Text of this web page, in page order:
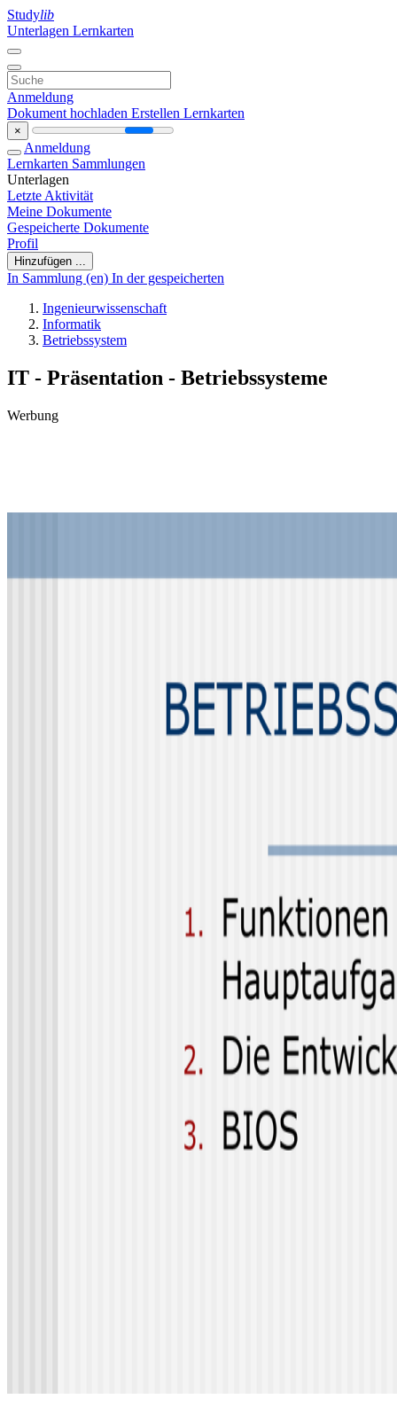
Studylib
Unterlagen Lernkarten
Anmeldung
Dokument hochladen Erstellen Lernkarten
×
Anmeldung
Lernkarten Sammlungen
Unterlagen
Letzte Aktivität
Meine Dokumente
Gespeicherte Dokumente
Profil
Hinzufügen ...
In Sammlung (en) In der gespeicherten
Ingenieurwissenschaft
Informatik
Betriebssystem
IT - Präsentation - Betriebssysteme
Werbung